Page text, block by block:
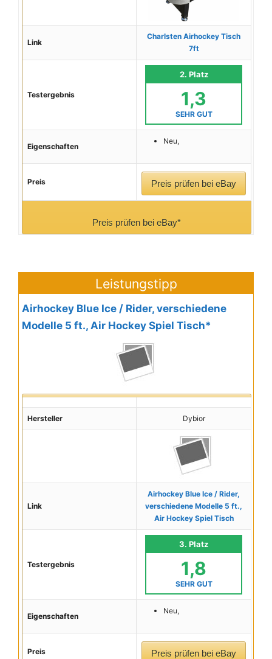
Link
Charlsten Airhockey Tisch
7ft
Testergebnis
2. Platz
1,3
SEHR GUT
Eigenschaften
Neu,
Preis Preis prüfen bei eBay
Preis prüfen bei eBay*
Leistungstipp
Airhockey Blue Ice / Rider, verschiedene
Modelle 5 ft., Air Hockey Spiel Tisch*
Hersteller Dybior
Link
Airhockey Blue Ice / Rider,
verschiedene Modelle 5 ft.,
Air Hockey Spiel Tisch
Testergebnis
3. Platz
1,8
SEHR GUT
Eigenschaften
Neu,
Preis Preis prüfen bei eBay